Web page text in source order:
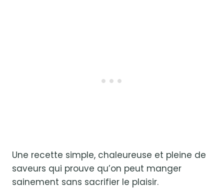
Une recette simple, chaleureuse et pleine de
saveurs qui prouve qu’on peut manger
sainement sans sacrifier le plaisir.